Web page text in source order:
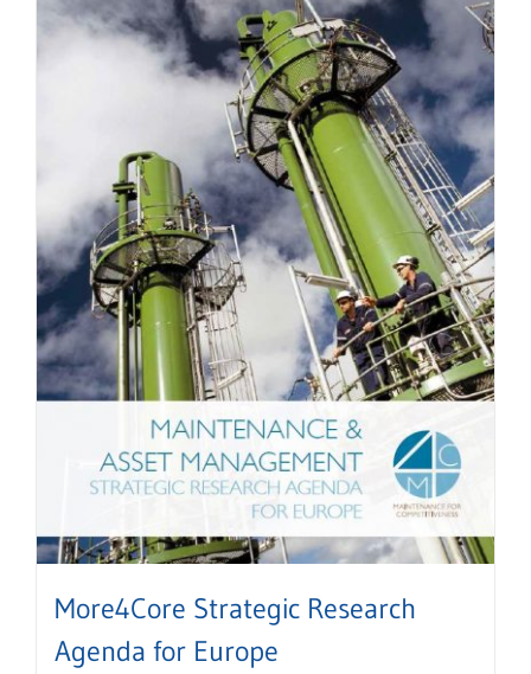
More4Core Strategic Research
Agenda for Europe